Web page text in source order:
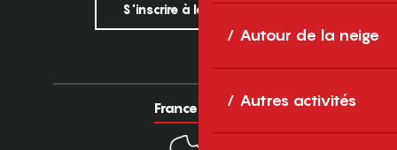
Autour de la neige
Autres activités
S'inscrire à la newsletter
France Europe